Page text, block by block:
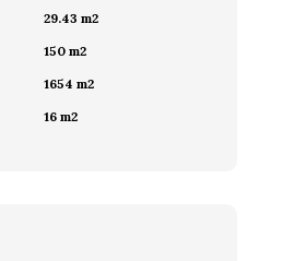
29.43 m2
150 m2
1654 m2
16 m2